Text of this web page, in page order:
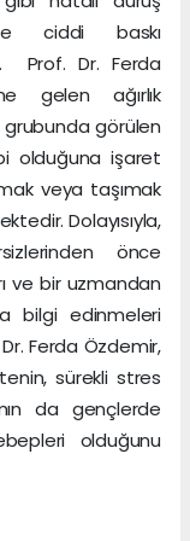
ciddi baskı
Prof. Dr. Ferda
gelen ağırlık
görülen
olduğuna işaret
veya taşımak
Dolayısıyla,
önce
ve bir uzmandan
bilgi edinmeleri
Ferda Özdemir,
sürekli stres
da gençlerde
olduğunu